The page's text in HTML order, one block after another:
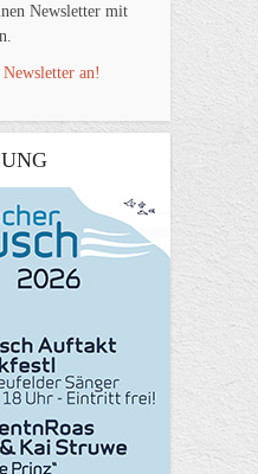
Newsletter mit
an!